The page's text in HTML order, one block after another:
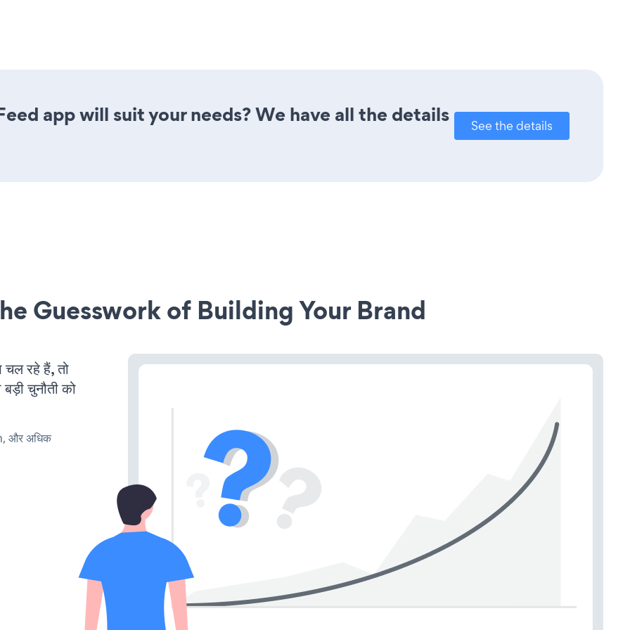
app will suit your needs? We have all the details See the details
Guesswork of Building Your Brand
रहे हैं, तो
चुनौती को
और अधिक